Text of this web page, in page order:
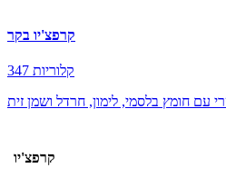
קרפצ'יו בקר
347 קלוריות
עם חומץ בלסמי, לימון, חרדל ושמן זית
קרפצ'יו